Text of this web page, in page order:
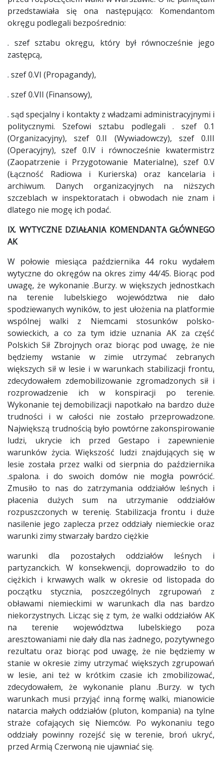
przedstawiała się ona następująco: Komendantom
okręgu podlegali bezpośrednio:
. szef sztabu okręgu, który był równocześnie jego
zastępcą,
. szef 0.VI (Propagandy),
. szef 0.VII (Finansowy),
. sąd specjalny i kontakty z władzami administracyjnymi i
politycznymi. Szefowi sztabu podlegali . szef 0.1
(Organizacyjny), szef 0.II (Wywiadowczy), szef 0.III
(Operacyjny), szef 0.IV i równocześnie kwatermistrz
(Zaopatrzenie i Przygotowanie Materialne), szef 0.V
(Łączność Radiowa i Kurierska) oraz kancelaria i
archiwum. Danych organizacyjnych na niższych
szczeblach w inspektoratach i obwodach nie znam i
dlatego nie mogę ich podać.
IX. WYTYCZNE DZIAŁANIA KOMENDANTA GŁÓWNEGO
AK
W połowie miesiąca października 44 roku wydałem
wytyczne do okręgów na okres zimy 44/45. Biorąc pod
uwagę, że wykonanie .Burzy. w większych jednostkach
na terenie lubelskiego województwa nie dało
spodziewanych wyników, to jest ułożenia na platformie
wspólnej walki z Niemcami stosunków polsko-
sowieckich, a co za tym idzie uznania AK za część
Polskich Sił Zbrojnych oraz biorąc pod uwagę, że nie
będziemy wstanie w zimie utrzymać zebranych
większych sił w lesie i w warunkach stabilizacji frontu,
zdecydowałem zdemobilizowanie zgromadzonych sił i
rozprowadzenie ich w konspiracji po terenie.
Wykonanie tej demobilizacji napotkało na bardzo duże
trudności i w całości nie zostało przeprowadzone.
Największą trudnością było powtórne zakonspirowanie
ludzi, ukrycie ich przed Gestapo i zapewnienie
warunków życia. Większość ludzi znajdujących się w
lesie została przez walki od sierpnia do października
.spalona. i do swoich domów nie mogła powrócić.
Zmusiło to nas do zatrzymania oddziałów leśnych i
płacenia dużych sum na utrzymanie oddziałów
rozpuszczonych w terenię. Stabilizacja frontu i duże
nasilenie jego zaplecza przez oddziały niemieckie oraz
warunki zimy stwarzały bardzo ciężkie
warunki dla pozostałych oddziałów leśnych i
partyzanckich. W konsekwencji, doprowadziło to do
ciężkich i krwawych walk w okresie od listopada do
początku stycznia, poszczególnych zgrupowań z
obławami niemieckimi w warunkach dla nas bardzo
niekorzystnych. Licząc się z tym, że walki oddziałów AK
na terenie województwa lubelskiego poza
aresztowaniami nie dały dla nas żadnego, pozytywnego
rezultatu oraz biorąc pod uwagę, że nie będziemy w
stanie w okresie zimy utrzymać większych zgrupowań
w lesie, ani też w krótkim czasie ich zmobilizować,
zdecydowałem, że wykonanie planu .Burzy. w tych
warunkach musi przyjąć inną formę walki, mianowicie
natarcia małych oddziałów (pluton, kompania) na tylne
straże cofających się Niemców. Po wykonaniu tego
oddziały powinny rozejść się w terenie, broń ukryć,
przed Armią Czerwoną nie ujawniać się.